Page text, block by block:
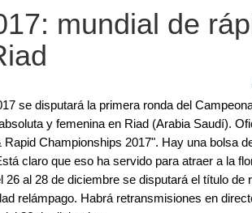
mundial de
se disputará la primera ronda del
y femenina en Riad (Arabia Saudí).
Championships 2017". Hay una bolsa
claro que eso ha servido para atraer a la
al 28 de diciembre se disputará el título de
relámpago. Habrá retransmisiones en